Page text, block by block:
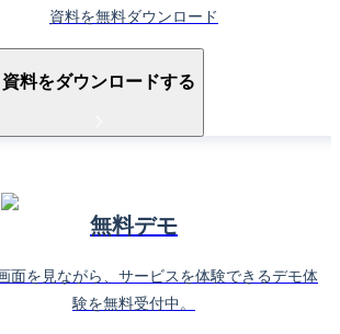
資料を無料ダウンロード
資料をダウンロードする
無料デモ
面を見ながら、サービスを体験できるデモ体
験を無料受付中。